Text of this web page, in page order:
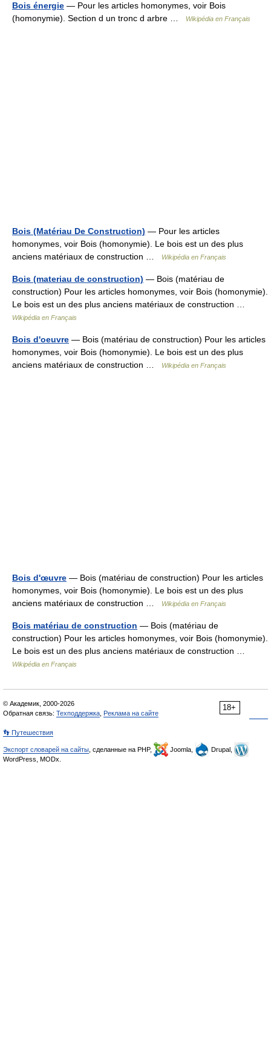
Bois énergie — Pour les articles homonymes, voir Bois
(homonymie). Section d un tronc d arbre …
Wikipédia en Français
Bois (Matériau De Construction) — Pour les articles
homonymes, voir Bois (homonymie). Le bois est un des plus
anciens matériaux de construction …
Wikipédia en Français
Bois (materiau de construction) — Bois (matériau de
construction) Pour les articles homonymes, voir Bois (homonymie).
Le bois est un des plus anciens matériaux de construction …
Wikipédia en Français
Bois d'oeuvre — Bois (matériau de construction) Pour les articles
homonymes, voir Bois (homonymie). Le bois est un des plus
anciens matériaux de construction …
Wikipédia en Français
Bois d'œuvre — Bois (matériau de construction) Pour les articles
homonymes, voir Bois (homonymie). Le bois est un des plus
anciens matériaux de construction …
Wikipédia en Français
Bois matériau de construction — Bois (matériau de
construction) Pour les articles homonymes, voir Bois (homonymie).
Le bois est un des plus anciens matériaux de construction …
Wikipédia en Français
18+
© Академик, 2000-2026
Обратная связь: Техподдержка Реклама на сайте
👣 Путешествия
Экспорт словарей на сайты , сделанные на PHP, Joomla,
Drupal,
WordPress, MODx.